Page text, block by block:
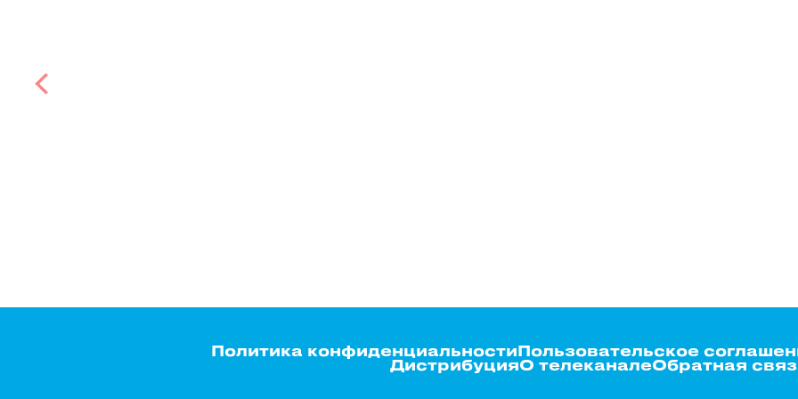
Политика конфиденциальностиПользовательское
ДистрибуцияО телеканалеОбратная